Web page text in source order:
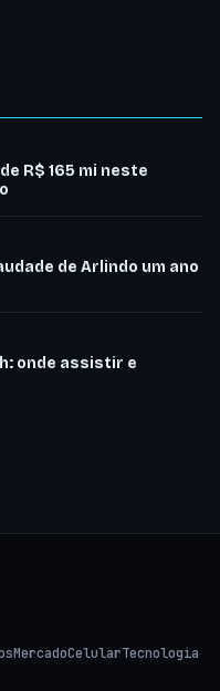
R$ 165 mi neste
de Arlindo um ano
onde assistir e
MercadoCelularTecnologia